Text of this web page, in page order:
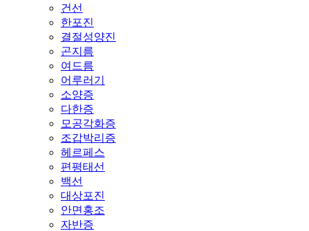
건선
한포진
결절성양진
곤지름
여드름
어루러기
소양증
다한증
모공각화증
조갑박리증
헤르페스
편평태선
백선
대상포진
안면홍조
자반증